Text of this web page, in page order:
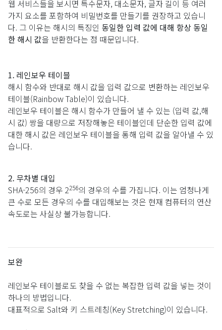
웹 서비스들을 보시면 특수문자, 대소문자, 글자 길이 등 여러
가지 요소를 포함하여 비밀번호를 만들기를 권장하고 있습니
다. 그 이유는 해시의 특징인 동일한 입력 값에 대해 항상 동일
한 해시 값을 반환한다는 점 때문입니다.
1. 레인보우 테이블
해시 함수와 반대로 해시 값을 입력 값으로 변환하는 레인보우
테이블(Rainbow Table)이 있습니다.
레인보우 테이블은 해시 함수가 만들어 낼 수 있는 (입력 값,해
시 값) 쌍을 대량으로 저장해놓은 테이블인데 단순한 입력 값에
대한 해시 값은 레인보우 테이블을 통해 입력 값을 알아낼 수 있
습니다.
2. 무차별 대입
SHA-256의 경우 2256의 경우의 수를 가집니다. 이는 엄청나게
큰 수로 모든 경우의 수를 대입해보는 것은 현재 컴퓨터의 연산
속도로는 사실상 불가능합니다.
보완
레인보우 테이블로도 찾을 수 없는 복잡한 입력 값을 넣는 것이
하나의 방법입니다.
대표적으로 Salt와 키 스트레칭(Key Stretching)이 있습니다.